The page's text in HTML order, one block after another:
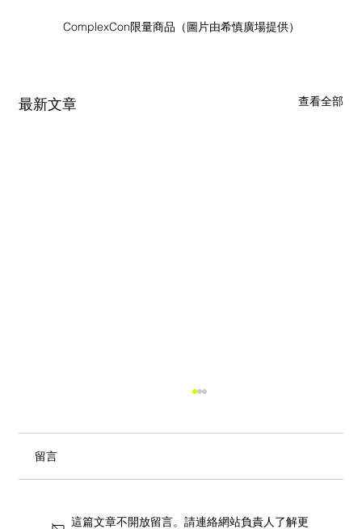
ComplexCon限量商品（圖片由希慎廣場提供）
最新文章 查看全部
留言
這篇文章不開放留言。請連絡網站負責人了解更